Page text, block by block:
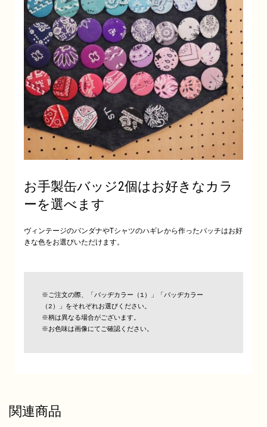
お手製缶バッジ2個はお好きなカラ
ーを選べます
ヴィンテージのバンダナやTシャツのハギレから作ったバッチはお好
きな色をお選びいただけます。
※ご注文の際、「バッヂカラー（1）」「バッヂカラー
（2）」をそれぞれお選びください。
※柄は異なる場合がございます。
※お色味は画像にてご確認ください。
関連商品